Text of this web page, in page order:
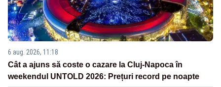
6 aug. 2026, 11:18
Cât a ajuns să coste o cazare la Cluj-Napoca în
weekendul UNTOLD 2026: Prețuri record pe noapte